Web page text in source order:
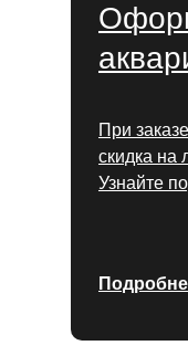
При
скидка на
Узнайте